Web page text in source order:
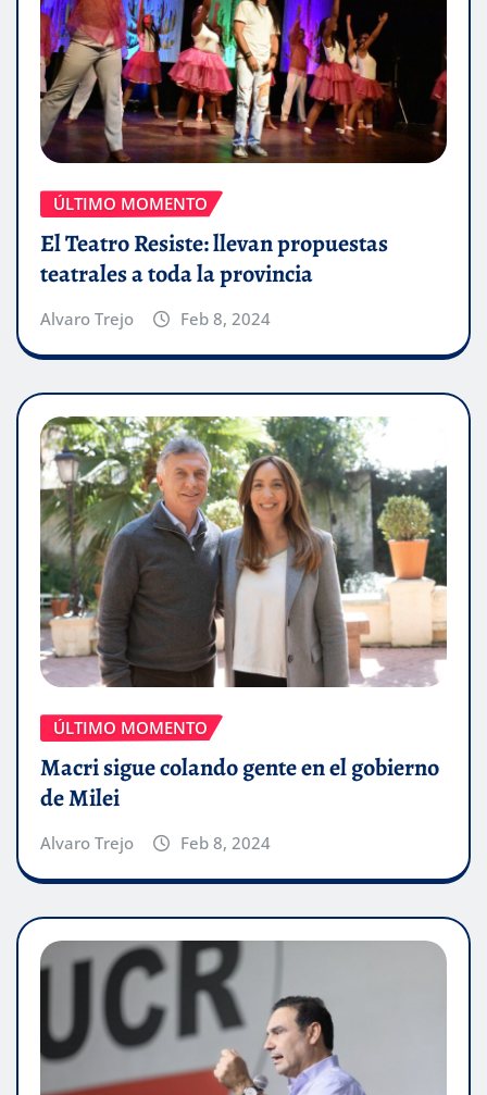
ÚLTIMO MOMENTO
El Teatro Resiste: llevan propuestas
teatrales a toda la provincia
Alvaro Trejo Feb 8, 2024
ÚLTIMO MOMENTO
Macri sigue colando gente en el gobierno
de Milei
Alvaro Trejo Feb 8, 2024